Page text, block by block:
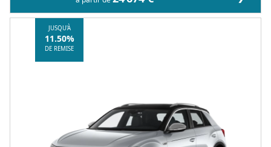
JUSQU'À
11.50%
DE REMISE